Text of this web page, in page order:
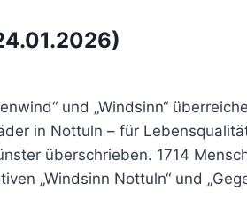
und „Windsinn“
in Nottuln – für
überschrieben. 1714
„Windsinn Nottuln“ und